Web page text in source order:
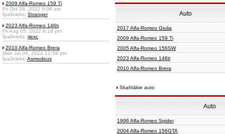
2009 Alfa-Romeo 159 Ti
Fri Oct 28, 2022 9:06 am
Īpašnieks: Stranger
2023 Alfa-Romeo 146ti
Fri Aug 05, 2022 8:18 pm
Īpašnieks: riexc
2010 Alfa-Romeo Brera
Mon Jul 04, 2022 12:59 pm
Īpašnieks: Asmodeus
Auto
2017 Alfa-Romeo Giulia
2009 Alfa-Romeo 159 Ti
2005 Alfa-Romeo 156SW
2023 Alfa-Romeo 146ti
2010 Alfa-Romeo Brera
Skatītākie auto
Auto
1996 Alfa-Romeo Spider
2004 Alfa-Romeo 156GTA